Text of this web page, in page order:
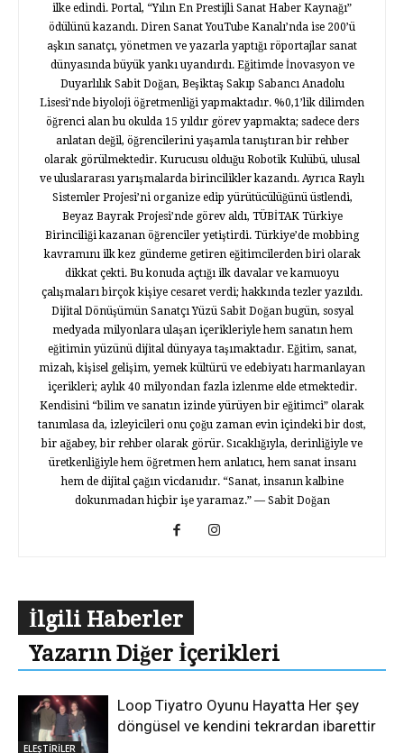
ilke edindi. Portal, “Yılın En Prestijli Sanat Haber Kaynağı”
ödülünü kazandı. Diren Sanat YouTube Kanalı’nda ise 200’ü
aşkın sanatçı, yönetmen ve yazarla yaptığı röportajlar sanat
dünyasında büyük yankı uyandırdı. Eğitimde İnovasyon ve
Duyarlılık Sabit Doğan, Beşiktaş Sakıp Sabancı Anadolu
Lisesi’nde biyoloji öğretmenliği yapmaktadır. %0,1’lik dilimden
öğrenci alan bu okulda 15 yıldır görev yapmakta; sadece ders
anlatan değil, öğrencilerini yaşamla tanıştıran bir rehber
olarak görülmektedir. Kurucusu olduğu Robotik Kulübü, ulusal
ve uluslararası yarışmalarda birincilikler kazandı. Ayrıca Raylı
Sistemler Projesi’ni organize edip yürütücülüğünü üstlendi,
Beyaz Bayrak Projesi’nde görev aldı, TÜBİTAK Türkiye
Birinciliği kazanan öğrenciler yetiştirdi. Türkiye’de mobbing
kavramını ilk kez gündeme getiren eğitimcilerden biri olarak
dikkat çekti. Bu konuda açtığı ilk davalar ve kamuoyu
çalışmaları birçok kişiye cesaret verdi; hakkında tezler yazıldı.
Dijital Dönüşümün Sanatçı Yüzü Sabit Doğan bugün, sosyal
medyada milyonlara ulaşan içerikleriyle hem sanatın hem
eğitimin yüzünü dijital dünyaya taşımaktadır. Eğitim, sanat,
mizah, kişisel gelişim, yemek kültürü ve edebiyatı harmanlayan
içerikleri; aylık 40 milyondan fazla izlenme elde etmektedir.
Kendisini “bilim ve sanatın izinde yürüyen bir eğitimci” olarak
tanımlasa da, izleyicileri onu çoğu zaman evin içindeki bir dost,
bir ağabey, bir rehber olarak görür. Sıcaklığıyla, derinliğiyle ve
üretkenliğiyle hem öğretmen hem anlatıcı, hem sanat insanı
hem de dijital çağın vicdanıdır. “Sanat, insanın kalbine
dokunmadan hiçbir işe yaramaz.” — Sabit Doğan
İlgili Haberler
Yazarın Diğer İçerikleri
ELEŞTİRİLER
Loop Tiyatro Oyunu Hayatta Her şey
döngüsel ve kendini tekrardan ibarettir